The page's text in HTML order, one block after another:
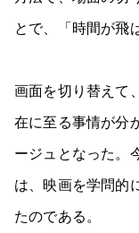
とで、「時間が飛
画面を切り替えて
在に至る事情が分
ージュとなった。
は、映画を学問的
たのである。